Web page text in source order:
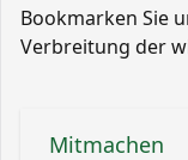
Bookmarken Sie
Verbreitung der
Mitmachen